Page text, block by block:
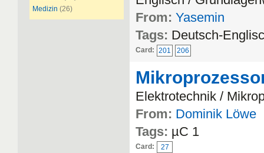
Medizin (26)
From: Yasemin
Tags: Deutsch-
Card: 201 206
Elektrotechnik /
From: Dominik Löwe
Tags: µC 1
Card: 27